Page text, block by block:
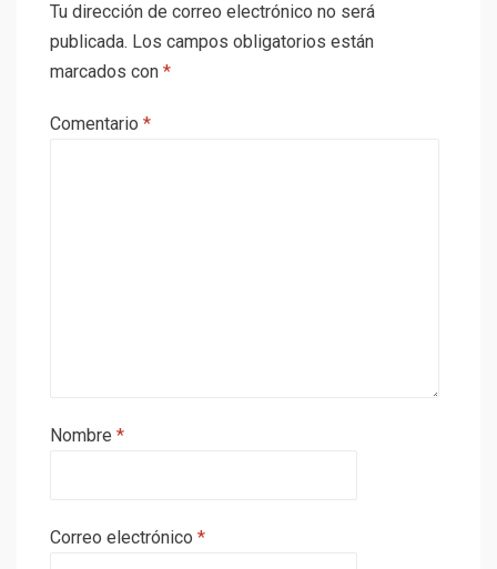
Tu dirección de correo electrónico no será
publicada. Los campos obligatorios están
marcados con *
Comentario *
Nombre *
Correo electrónico *